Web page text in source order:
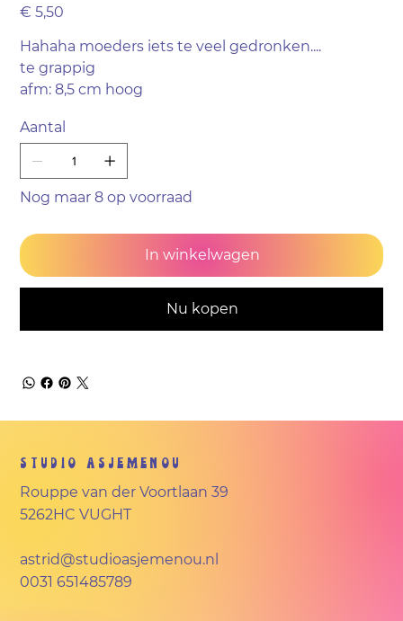
Prijs
€ 5,50
Hahaha moeders iets te veel gedronken....
te grappig
afm: 8,5 cm hoog
Aantal
Nog maar 8 op voorraad
In winkelwagen
Nu kopen
Studio Asjemenou
Rouppe van der Voortlaan 39
5262HC VUGHT
astrid@studioasjemenou.nl
0031 651485789